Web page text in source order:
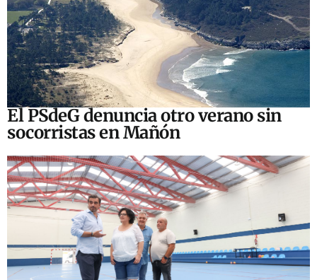
El PSdeG denuncia otro verano sin
socorristas en Mañón